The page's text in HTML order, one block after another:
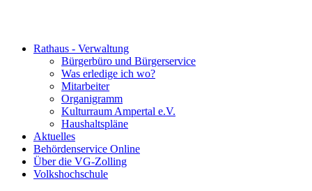
Rathaus - Verwaltung
Bürgerbüro und Bürgerservice
Was erledige ich wo?
Mitarbeiter
Organigramm
Kulturraum Ampertal e.V.
Haushaltspläne
Aktuelles
Behördenservice Online
Über die VG-Zolling
Volkshochschule